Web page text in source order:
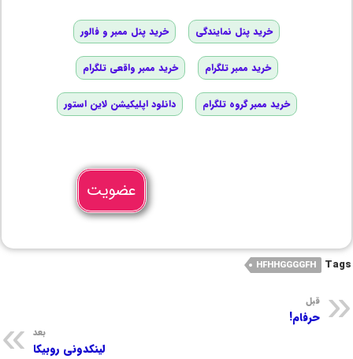
خرید پنل نمایندگی خرید پنل ممبر و فالور
خرید ممبر تلگرام خرید ممبر واقعی تلگرام
خرید ممبر گروه تلگرام دانلود اپلیکیشن لاین استور
عضویت
Tags
HFHHGGGGFH
قبل
حرفام!
بعد
لینکدونی روبیکا